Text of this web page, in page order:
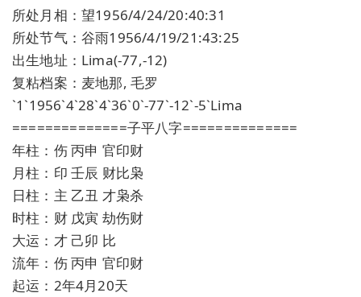
所处月相：望1956/4/24/20:40:31
所处节气：谷雨1956/4/19/21:43:25
出生地址：Lima(-77,-12)
复粘档案：麦地那, 毛罗
`1`1956`4`28`4`36`0`-77`-12`-5`Lima
==============子平八字==============
年柱：伤 丙申 官印财
月柱：印 壬辰 财比枭
日柱：主 乙丑 才枭杀
时柱：财 戊寅 劫伤财
大运：才 己卯 比
流年：伤 丙申 官印财
起运：2年4月20天